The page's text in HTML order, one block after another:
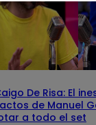
De Risa: El
de Manuel
a todo el set